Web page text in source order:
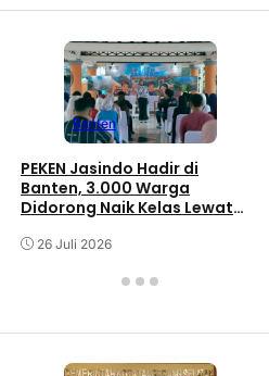
Banten
PEKEN Jasindo Hadir di
Banten, 3.000 Warga
Didorong Naik Kelas Lewat
26 Juli 2026